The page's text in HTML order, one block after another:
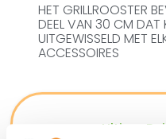
HET GRILLROOSTER
DEEL VAN 30 CM DAT
UITGEWISSELD MET
ACCESSOIRES
Ultiem